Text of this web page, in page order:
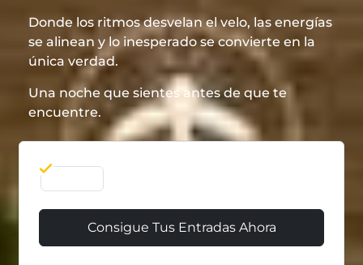
Donde los ritmos desvelan el velo, las energías
se alinean y lo inesperado se convierte en la
única verdad.
Una noche que sientes antes de que te
encuentre.
Consigue Tus Entradas Ahora